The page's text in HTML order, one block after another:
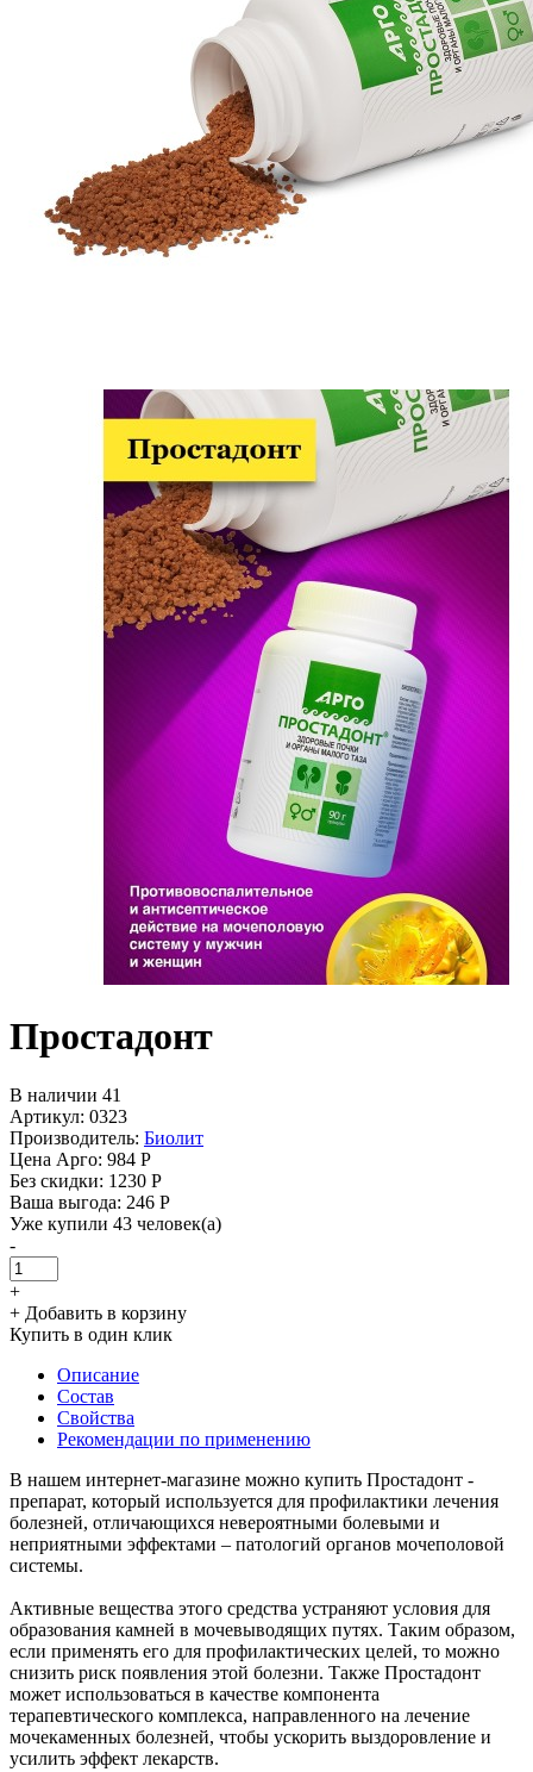
Простадонт
В наличии 41
Артикул: 0323
Производитель: Биолит
Цена Арго: 984 Р
Без скидки: 1230 Р
Ваша выгода: 246 Р
Уже купили 43 человек(а)
-
+
+ Добавить в корзину
Купить в один клик
Описание
Состав
Свойства
Рекомендации по применению
В нашем интернет-магазине можно купить Простадонт -
препарат, который используется для профилактики лечения
болезней, отличающихся невероятными болевыми и
неприятными эффектами – патологий органов мочеполовой
системы.
Активные вещества этого средства устраняют условия для
образования камней в мочевыводящих путях. Таким образом,
если применять его для профилактических целей, то можно
снизить риск появления этой болезни. Также Простадонт
может использоваться в качестве компонента
терапевтического комплекса, направленного на лечение
мочекаменных болезней, чтобы ускорить выздоровление и
усилить эффект лекарств.